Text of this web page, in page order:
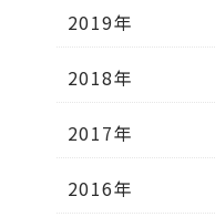
2019年
2018年
2017年
2016年